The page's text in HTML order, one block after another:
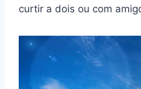
curtir a dois ou com